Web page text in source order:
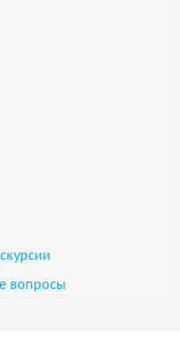
вопросы